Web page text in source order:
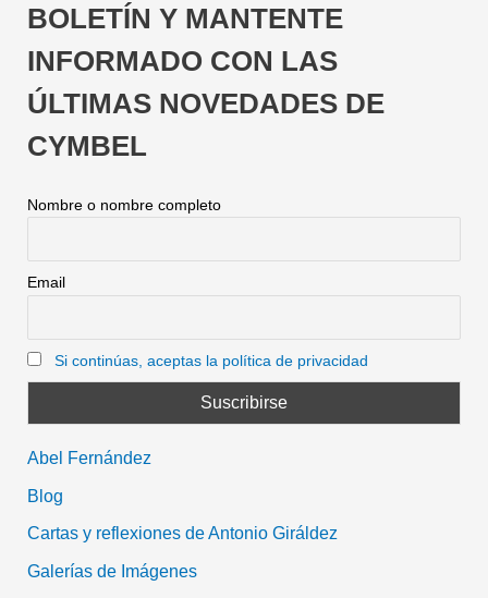
BOLETÍN Y MANTENTE
INFORMADO CON LAS
ÚLTIMAS NOVEDADES DE
CYMBEL
Nombre o nombre completo
Email
Si continúas, aceptas la política de privacidad
Abel Fernández
Blog
Cartas y reflexiones de Antonio Giráldez
Galerías de Imágenes